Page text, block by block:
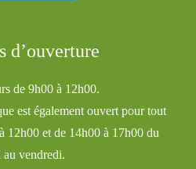
d’ouverture
de 9h00 à 12h00.
est également ouvert pour tout
12h00 et de 14h00 à 17h00 du
vendredi.